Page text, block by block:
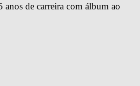
anos de carreira com álbum ao